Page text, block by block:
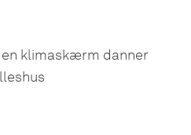
klimaskærm danner